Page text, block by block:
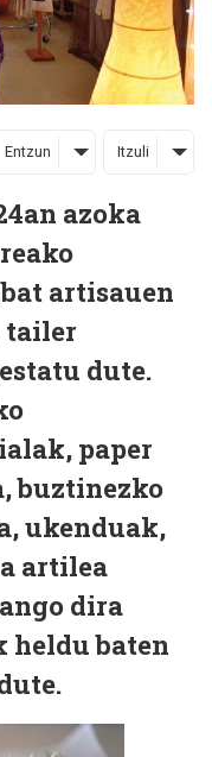
Entzun Itzuli
azoka
artisauen
tailer
dute.
paper
buztinezko
ukenduak,
artilea
dira
heldu baten